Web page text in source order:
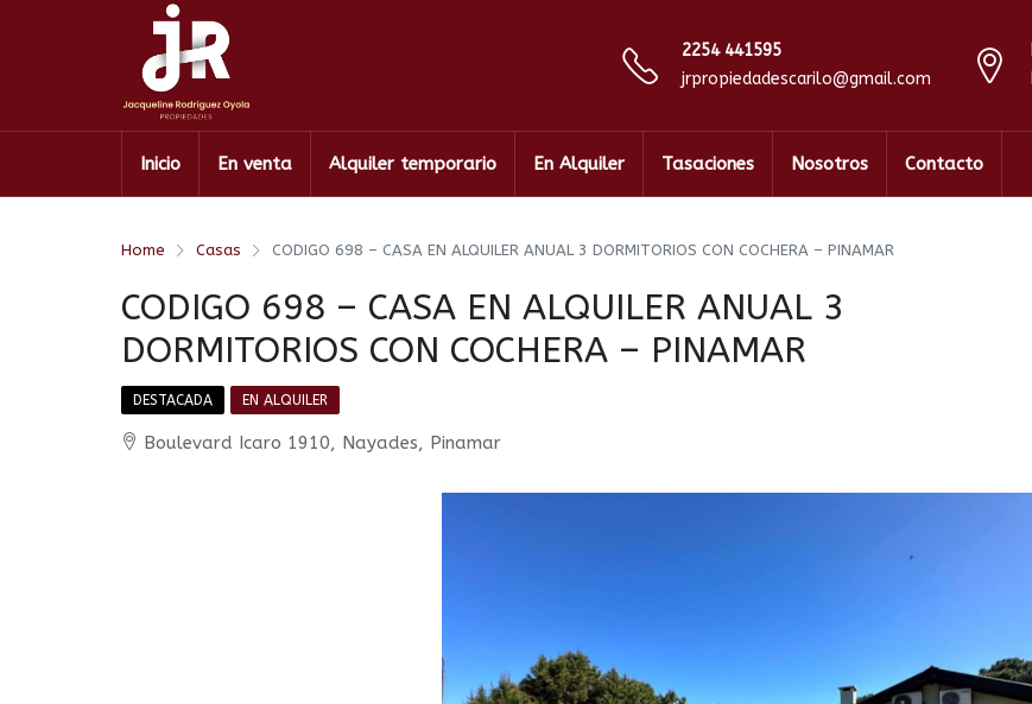
2254 441595
jrpropiedadescarilo@gmail.com
Inicio En venta Alquiler temporario En Alquiler Tasaciones Nosotros Contacto
Home Casas CODIGO 698 – CASA EN ALQUILER ANUAL 3 DORMITORIOS CON COCHERA – PINAMAR
CODIGO 698 – CASA EN ALQUILER ANUAL 3
DORMITORIOS CON COCHERA – PINAMAR
DESTACADA EN ALQUILER
Boulevard Icaro 1910, Nayades, Pinamar